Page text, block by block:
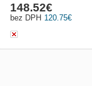
120.75€
bez DPH
148.52€